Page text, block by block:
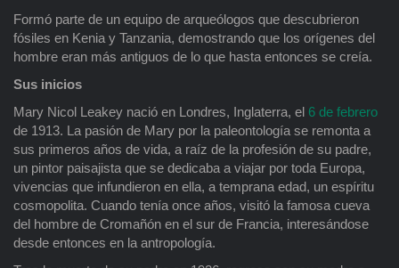
Formó parte de un equipo de arqueólogos que descubrieron
fósiles en Kenia y Tanzania, demostrando que los orígenes del
hombre eran más antiguos de lo que hasta entonces se creía.
Sus inicios
Mary Nicol Leakey nació en Londres, Inglaterra, el 6 de febrero
de 1913. La pasión de Mary por la paleontología se remonta a
sus primeros años de vida, a raíz de la profesión de su padre,
un pintor paisajista que se dedicaba a viajar por toda Europa,
vivencias que infundieron en ella, a temprana edad, un espíritu
cosmopolita. Cuando tenía once años, visitó la famosa cueva
del hombre de Cromañón en el sur de Francia, interesándose
desde entonces en la antropología.